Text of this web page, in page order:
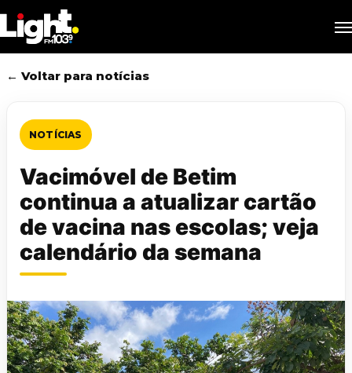
to
main
content
← Voltar para notícias
NOTÍCIAS
Vacimóvel de Betim
continua a atualizar cartão
de vacina nas escolas; veja
calendário da semana